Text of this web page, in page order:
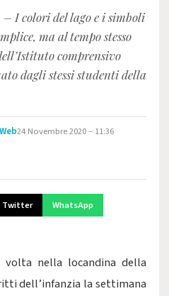
I colori del lago e i simboli
ma al tempo stesso
comprensivo
dagli stessi studenti della
24 Novembre 2020 – 11:36
Twitter WhatsApp
nella locandina della
dell’infanzia la settimana